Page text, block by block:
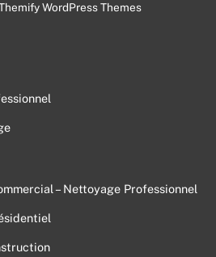
WordPress Themes
– Nettoyage Professionnel